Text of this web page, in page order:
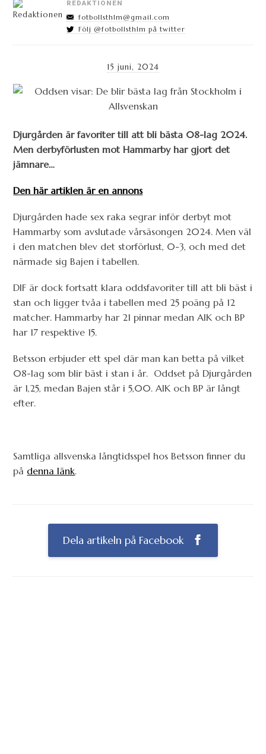
REDAKTIONEN
fotbollsthlm@gmail.com
Följ @fotbollsthlm på twitter
15 juni, 2024
Djurgården är favoriter till att bli bästa 08-lag 2024.
Men derbyförlusten mot Hammarby har gjort det
jämnare…
Den här artiklen är en annons
Djurgården hade sex raka segrar inför derbyt mot
Hammarby som avslutade vårsäsongen 2024. Men väl
i den matchen blev det storförlust, 0-3, och med det
närmade sig Bajen i tabellen.
DIF är dock fortsatt klara oddsfavoriter till att bli bäst i
stan och ligger tvåa i tabellen med 25 poäng på 12
matcher. Hammarby har 21 pinnar medan AIK och BP
har 17 respektive 15.
Betsson erbjuder ett spel där man kan betta på vilket
08-lag som blir bäst i stan i år. Oddset på Djurgården
är 1,25, medan Bajen står i 5,00. AIK och BP är långt
efter.
Samtliga allsvenska långtidsspel hos Betsson finner du
på denna länk.
Dela artikeln på Facebook